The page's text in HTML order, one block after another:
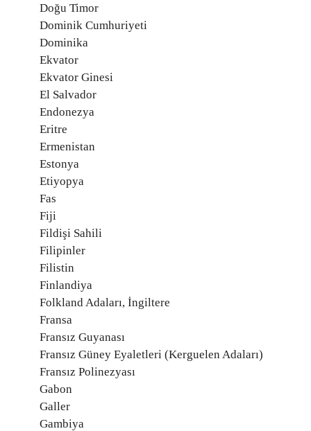
Doğu Timor
Dominik Cumhuriyeti
Dominika
Ekvator
Ekvator Ginesi
El Salvador
Endonezya
Eritre
Ermenistan
Estonya
Etiyopya
Fas
Fiji
Fildişi Sahili
Filipinler
Filistin
Finlandiya
Folkland Adaları, İngiltere
Fransa
Fransız Guyanası
Fransız Güney Eyaletleri (Kerguelen Adaları)
Fransız Polinezyası
Gabon
Galler
Gambiya